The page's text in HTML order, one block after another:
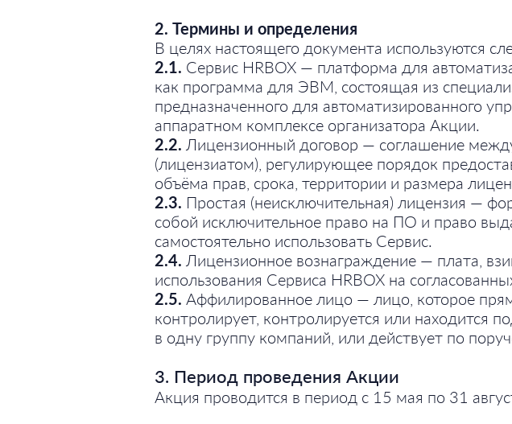
2. Термины и определения
В целях настоящего документа используются
2.1. Сервис HRBOX — платформа для
как программа для ЭВМ, состоящая из
предназначенного для автоматизированного
аппаратном комплексе организатора Акции.
2.2. Лицензионный договор — соглашение
(лицензиатом), регулирующее порядок
объёма прав, срока, территории и размера
2.3. Простая (неисключительная) лицензия —
собой исключительное право на ПО и право
самостоятельно использовать Сервис.
2.4. Лицензионное вознаграждение — плата,
использования Сервиса HRBOX на
2.5. Аффилированное лицо — лицо, которое
контролирует, контролируется или
в одну группу компаний, или действует по
3. Период проведения Акции
Акция проводится в период с 15 мая по 31